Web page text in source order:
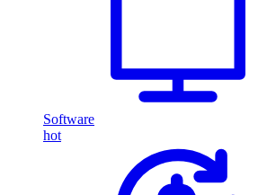
Software
hot